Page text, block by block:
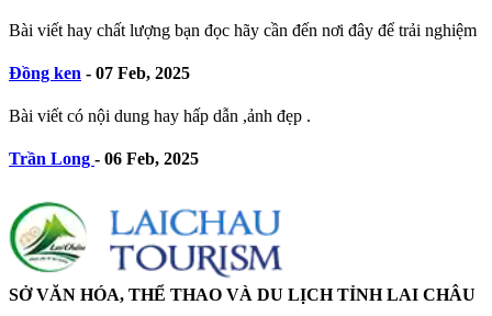
Bài viết hay chất lượng bạn đọc hãy cần đến nơi đây để trải nghiệm
Đồng ken - 07 Feb, 2025
Bài viết có nội dung hay hấp dẫn ,ảnh đẹp .
Trần Long - 06 Feb, 2025
SỞ VĂN HÓA, THỂ THAO VÀ DU LỊCH TỈNH LAI CHÂU